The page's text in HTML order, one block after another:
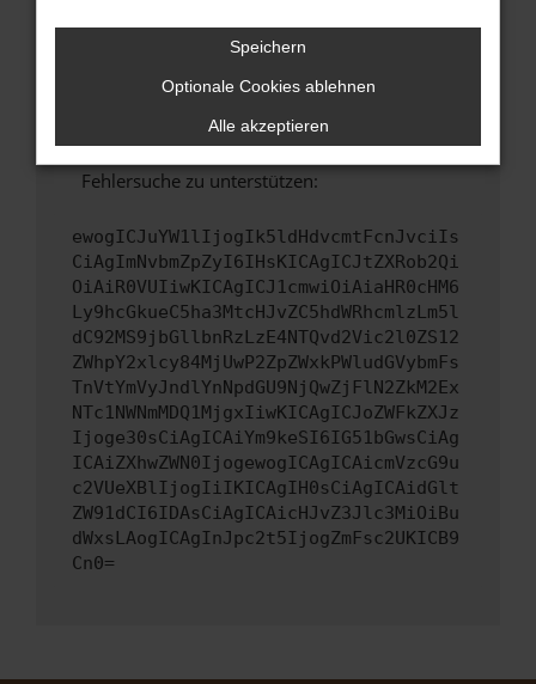
Wende dich an den Webseitenbetreiber.
Wenn du alle oben genannten Schritte versucht
hast, kontaktiere uns bitte. Wir werden
versuchen, das Problem zu beheben. Du kannst
uns diesen Text schicken, um uns bei der
Fehlersuche zu unterstützen:
ewogICJuYW1lIjogIk5ldHdvcmtFcnJvciIs
CiAgImNvbmZpZyI6IHsKICAgICJtZXRob2Qi
OiAiR0VUIiwKICAgICJ1cmwiOiAiaHR0cHM6
Ly9hcGkueC5ha3MtcHJvZC5hdWRhcmlzLm5l
dC92MS9jbGllbnRzLzE4NTQvd2Vic2l0ZS12
ZWhpY2xlcy84MjUwP2ZpZWxkPWludGVybmFs
TnVtYmVyJndlYnNpdGU9NjQwZjFlN2ZkM2Ex
NTc1NWNmMDQ1MjgxIiwKICAgICJoZWFkZXJz
Ijoge30sCiAgICAiYm9keSI6IG51bGwsCiAg
ICAiZXhwZWN0IjogewogICAgICAicmVzcG9u
c2VUeXBlIjogIiIKICAgIH0sCiAgICAidGlt
ZW91dCI6IDAsCiAgICAicHJvZ3Jlc3MiOiBu
dWxsLAogICAgInJpc2t5IjogZmFsc2UKICB9
Cn0=
Speichern
Optionale Cookies ablehnen
Alle akzeptieren